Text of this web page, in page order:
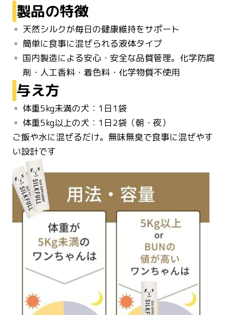
製品の特徴
天然シルクが毎日の健康維持をサポート
簡単に食事に混ぜられる液体タイプ
国内製造による安心・安全な品質管理。化学防腐
剤・人工香料・着色料・化学物質不使用
与え方
体重5kg未満の犬：1日1袋
体重5kg以上の犬：1日2袋（朝・夜）
ご飯や水に混ぜるだけ。無味無臭で食事に混ぜやす
い設計です